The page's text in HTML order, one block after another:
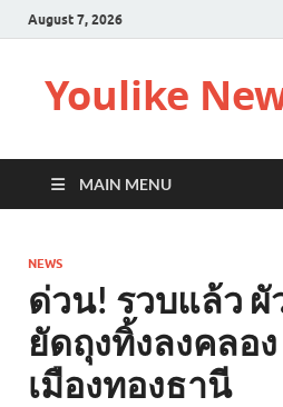
August 7, 2026
Youlike
MAIN MENU
NEWS
ด่วน! รวบแล้ว ผั
ยัดถุงทิ้งลงคลอ
เมืองทองธานี